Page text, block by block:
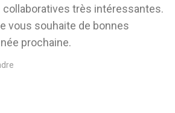
très intéressantes.
vous souhaite de bonnes
prochaine.